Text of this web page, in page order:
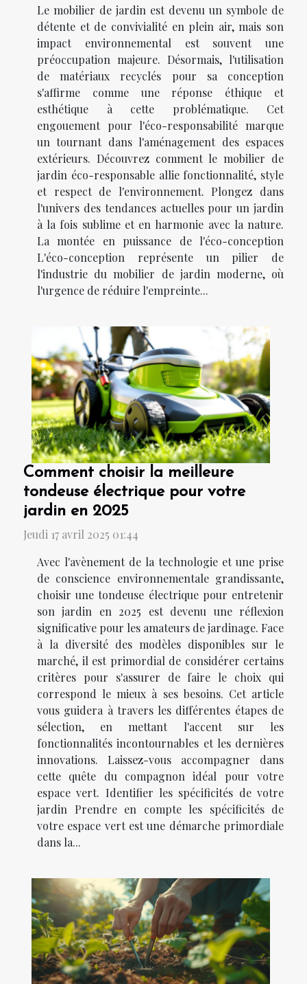
Le mobilier de jardin est devenu un symbole de
détente et de convivialité en plein air, mais son
impact environnemental est souvent une
préoccupation majeure. Désormais, l'utilisation
de matériaux recyclés pour sa conception
s'affirme comme une réponse éthique et
esthétique à cette problématique. Cet
engouement pour l'éco-responsabilité marque
un tournant dans l'aménagement des espaces
extérieurs. Découvrez comment le mobilier de
jardin éco-responsable allie fonctionnalité, style
et respect de l'environnement. Plongez dans
l'univers des tendances actuelles pour un jardin
à la fois sublime et en harmonie avec la nature.
La montée en puissance de l'éco-conception
L'éco-conception représente un pilier de
l'industrie du mobilier de jardin moderne, où
l'urgence de réduire l'empreinte...
Comment choisir la meilleure
tondeuse électrique pour votre
jardin en 2025
Jeudi 17 avril 2025 01:44
Avec l'avènement de la technologie et une prise
de conscience environnementale grandissante,
choisir une tondeuse électrique pour entretenir
son jardin en 2025 est devenu une réflexion
significative pour les amateurs de jardinage. Face
à la diversité des modèles disponibles sur le
marché, il est primordial de considérer certains
critères pour s'assurer de faire le choix qui
correspond le mieux à ses besoins. Cet article
vous guidera à travers les différentes étapes de
sélection, en mettant l'accent sur les
fonctionnalités incontournables et les dernières
innovations. Laissez-vous accompagner dans
cette quête du compagnon idéal pour votre
espace vert. Identifier les spécificités de votre
jardin Prendre en compte les spécificités de
votre espace vert est une démarche primordiale
dans la...